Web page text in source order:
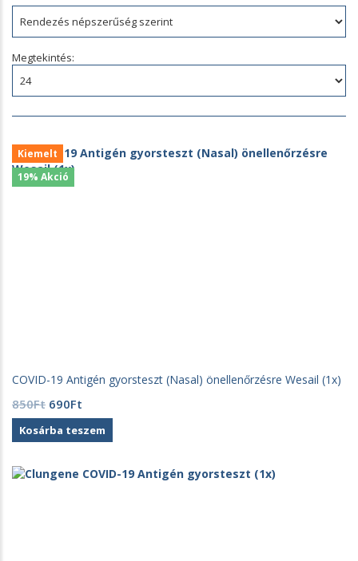
Sunmed
önellenőrzésre
szolgáló
egészségügyi
szűrőtesztek
forgalmazásával
foglalkozik.
Rendezés:
Megtekintés:
Kiemelt
19% Akció
COVID-19 Antigén gyorsteszt (Nasal) önellenőrzésre Wesail (1x)
850Ft Original
price
was:
690Ft
price
is:
Kosárba teszem